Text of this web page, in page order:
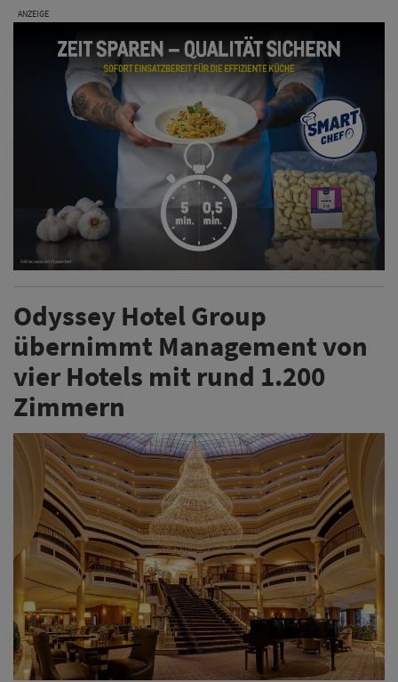
ANZEIGE
Odyssey Hotel Group
übernimmt Management von
vier Hotels mit rund 1.200
Zimmern